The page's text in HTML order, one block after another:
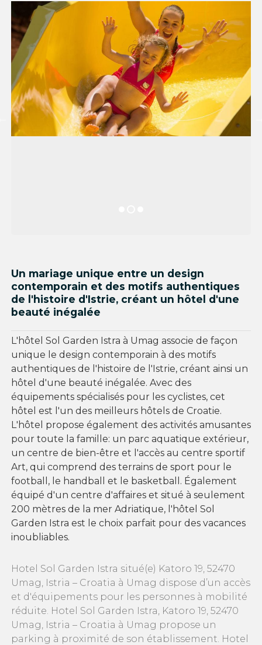
Un mariage unique entre un design
contemporain et des motifs authentiques
de l'histoire d'Istrie, créant un hôtel d'une
beauté inégalée
L'hôtel Sol Garden Istra à Umag associe de façon
unique le design contemporain à des motifs
authentiques de l'histoire de l'Istrie, créant ainsi un
hôtel d'une beauté inégalée. Avec des
équipements spécialisés pour les cyclistes, cet
hôtel est l'un des meilleurs hôtels de Croatie.
L'hôtel propose également des activités amusantes
pour toute la famille: un parc aquatique extérieur,
un centre de bien-être et l'accès au centre sportif
Art, qui comprend des terrains de sport pour le
football, le handball et le basketball. Également
équipé d'un centre d'affaires et situé à seulement
200 mètres de la mer Adriatique, l'hôtel Sol
Garden Istra est le choix parfait pour des vacances
inoubliables.
Hotel Sol Garden Istra situé(e) Katoro 19, 52470
Umag, Istria – Croatia à Umag dispose d’un accès
et d'équipements pour les personnes à mobilité
réduite. Hotel Sol Garden Istra, Katoro 19, 52470
Umag, Istria – Croatia à Umag propose un
parking à proximité de son établissement. Hotel